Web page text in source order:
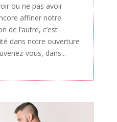
ou ne pas avoir
affiner notre
de l’autre, c’est
dans notre ouverture
vous, dans...